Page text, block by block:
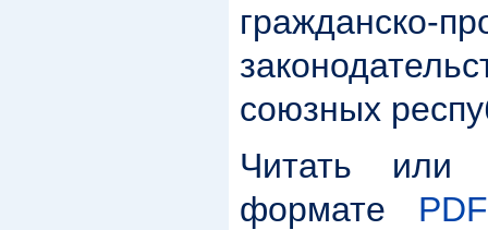
гражданско-
союзных
Читать или
формате